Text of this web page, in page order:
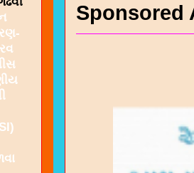
Sponsored